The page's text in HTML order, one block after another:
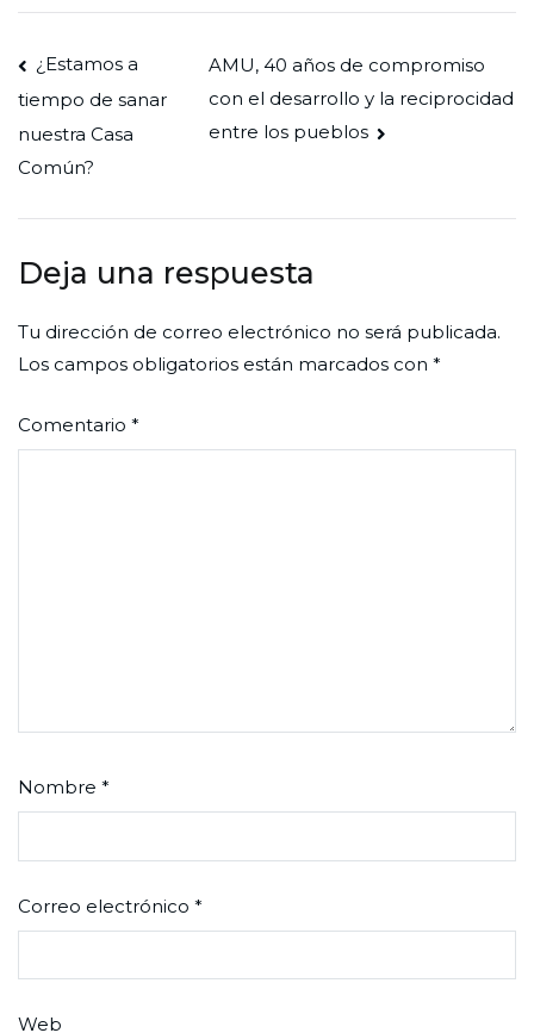
Navegación
de
entradas
¿Estamos a
tiempo de sanar
nuestra Casa
Común?
AMU, 40 años de compromiso
con el desarrollo y la reciprocidad
entre los pueblos
Deja una respuesta
Tu dirección de correo electrónico no será publicada.
Los campos obligatorios están marcados con *
Comentario *
Nombre *
Correo electrónico *
Web